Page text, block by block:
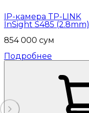
IP-камера TP-LINK
InSight S485 (2.8mm)
854 000 сум
Подробнее